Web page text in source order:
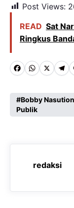
Post Views:
READ Sat
Ringkus
F
c
e
o
W
a
t
A
p
X T
l
e
r
a
Bobby
Publik
redaksi